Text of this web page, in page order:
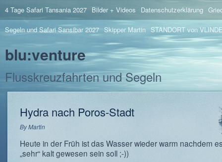
4 Tage Safari Tansania 2027 Bilder + Videos Datenschutzerklärung
Segeln und Safari Sansibar 2027 Skipper Martin STANDORT von
blu:venture
Flusskreuzfahrten und Segeln
Hydra nach Poros-Stadt
ByMartin
Heute in der Früh ist das Wasser wieder warm nachdem
„sehr“ kalt gewesen sein soll ;-))